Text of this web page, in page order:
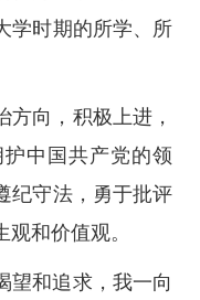
学时期的所学、所
向，积极上进，
中国共产党的领
纪守法，勇于批评
和价值观。
望和追求，我一向